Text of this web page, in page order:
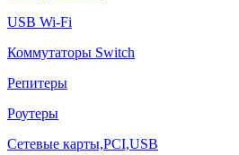
USB Wi-Fi
Коммутаторы Switch
Репитеры
Роутеры
Сетевые карты,PCI,USB